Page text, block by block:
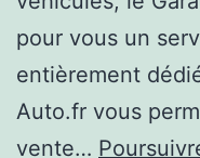
pour vous un
entièrement
Auto.fr vous
vente…